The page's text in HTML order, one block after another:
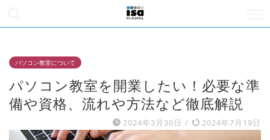
パソコン教室について
パソコン教室を開業したい！必要な準
備や資格、流れや方法など徹底解説
2024年3月30日 / 2024年7月19日